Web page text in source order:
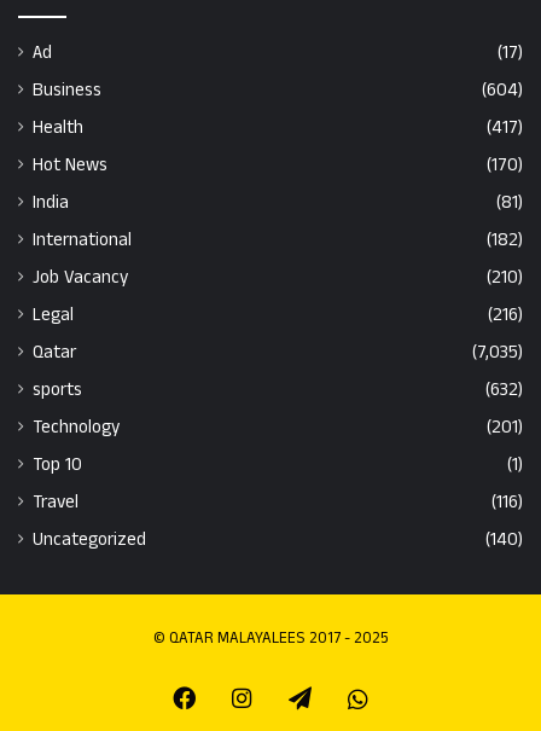
Ad
(17)
Business
(604)
Health
(417)
Hot News
(170)
India
(81)
International
(182)
Job Vacancy
(210)
Legal
(216)
Qatar
(7,035)
sports
(632)
Technology
(201)
Top 10
(1)
Travel
(116)
Uncategorized
(140)
© QATAR MALAYALEES 2017 - 2025
FacebookInstagramTelegramWhatsapp